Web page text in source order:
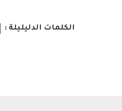
الكلمات الدليليلة :